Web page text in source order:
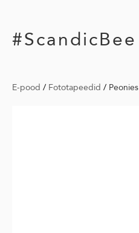
#ScandicBee
E-pood / Fototapeedid / Peonies